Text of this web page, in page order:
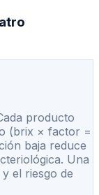
producto
(brix × factor =
baja reduce
Una
el riesgo de